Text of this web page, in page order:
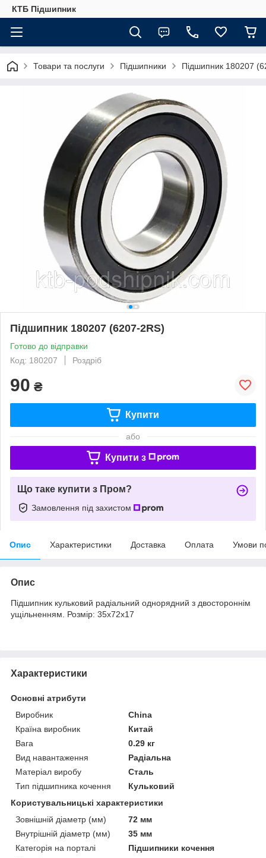
КТБ Підшипник
Товари та послуги Підшипники Підшипник 180207
Підшипник 180207 (6207-2RS)
Готово до відправки
Код: 180207
Роздріб
90 ₴
Купити
або
Купити з
Що таке купити з Пром?
Замовлення під захистом
Опис Характеристики Доставка Оплата Умови
Опис
Підшипник кульковий радіальний однорядний з двостороннім
ущільненням. Розмір: 35х72х17
Характеристики
Основні атрибути
Виробник
China
Країна виробник
Китай
Вага
0.29 кг
Вид навантаження
Радіальна
Матеріал виробу
Сталь
Тип підшипника кочення
Кульковий
Користувальницькі характеристики
Зовнішній діаметр (мм)
72 мм
Внутрішній діаметр (мм)
35 мм
Категорія на порталі
Підшипники кочення